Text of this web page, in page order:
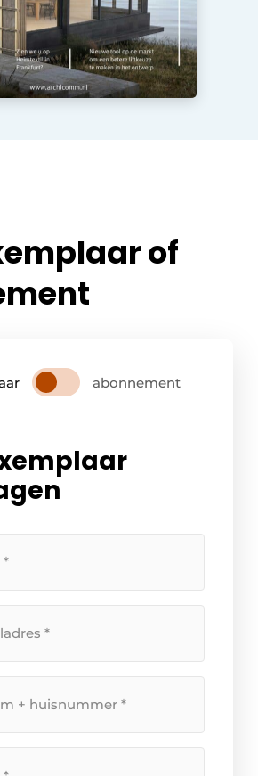
of
abonnement
*